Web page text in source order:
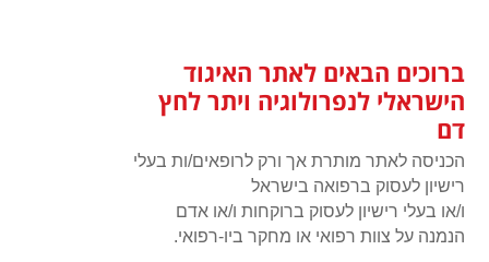
האיגוד הישראלי לנפרולוגיה ויתר
לחץ דם
ברוכים הבאים לאתר האיגוד
הישראלי לנפרולוגיה ויתר לחץ
דם
הכניסה לאתר מותרת אך ורק לרופאים/ות בעלי
רישיון לעסוק ברפואה בישראל
ו/או בעלי רישיון לעסוק ברוקחות ו/או אדם
הנמנה על צוות רפואי או מחקר ביו-רפואי.